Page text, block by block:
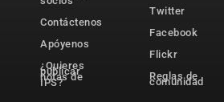
Contáctenos
Apóyenos
¿Quieres
publicar
notas de
IPS?
Twitter
Facebook
Flickr
Reglas de
comunidad